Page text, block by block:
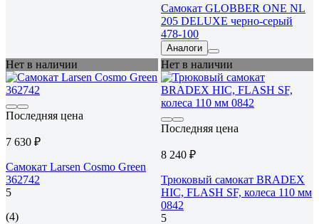
Самокат GLOBBER ONE NL
205 DELUXE черно-серый
478-100
Аналоги
Нет в наличии
Последняя цена
7 630 ₽
Самокат Larsen Cosmo Green
362742
5
(4)
Нет в наличии
Последняя цена
8 240 ₽
Трюковый самокат BRADEX
HIC, FLASH SF, колеса 110 мм
0842
5